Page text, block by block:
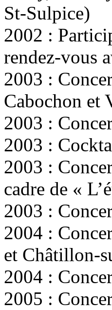
St-Sulpice)
2002 :
rendez-vous
2003 :
Cabochon et
2003 :
2003 :
2003 :
cadre de «
2003 :
2004 :
et Châtillon-
2004 :
2005 :